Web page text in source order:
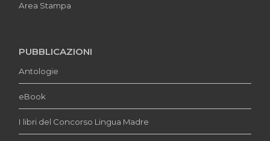
Area Stampa
PUBBLICAZIONI
Antologie
eBook
I libri del Concorso Lingua Madre